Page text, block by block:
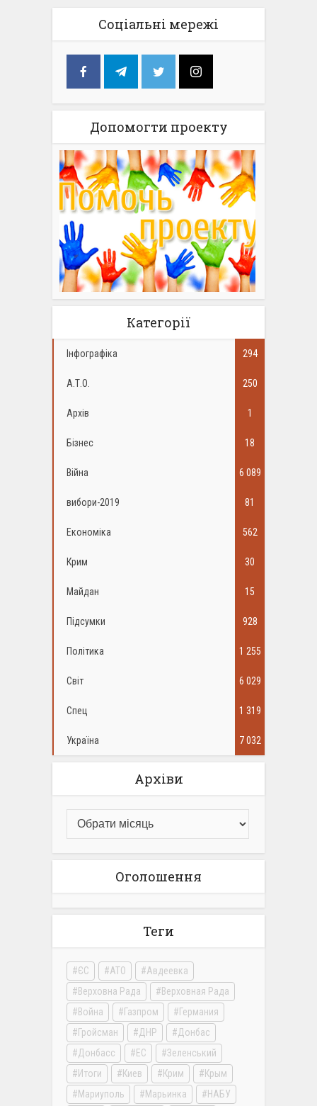
Соціальні мережі
Допомогти проекту
Категорії
Інфографіка 294
А.Т.О. 250
Архів 1
Бізнес 18
Війна 6 089
вибори-2019 81
Економіка 562
Крим 30
Майдан 15
Підсумки 928
Політика 1 255
Світ 6 029
Спец 1 319
Україна 7 032
Архіви
Оголошення
Теги
ЄС АТО
Авдеевка
Верховна Рада
Верховная Рада
Война
Газпром
Германия
Гройсман
ДНР
Донбас
Донбасс
ЕС
Зеленський
Итоги
Киев Крим
Крым
Мариуполь
Марьинка НАБУ